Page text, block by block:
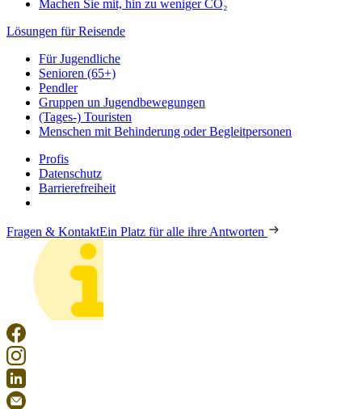
Machen Sie mit, hin zu weniger CO₂
Lösungen für Reisende
Für Jugendliche
Senioren (65+)
Pendler
Gruppen un Jugendbewegungen
(Tages-) Touristen
Menschen mit Behinderung oder Begleitpersonen
Profis
Datenschutz
Barrierefreiheit
Fragen & KontaktEin Platz für alle ihre Antworten